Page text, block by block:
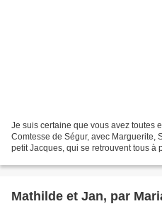
Je suis certaine que vous avez toutes
Comtesse de Ségur, avec Marguerite,
petit Jacques, qui se retrouvent tous à
Mathilde et Jan, par